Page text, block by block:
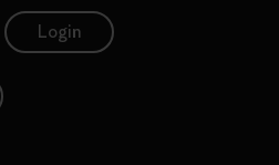
Login